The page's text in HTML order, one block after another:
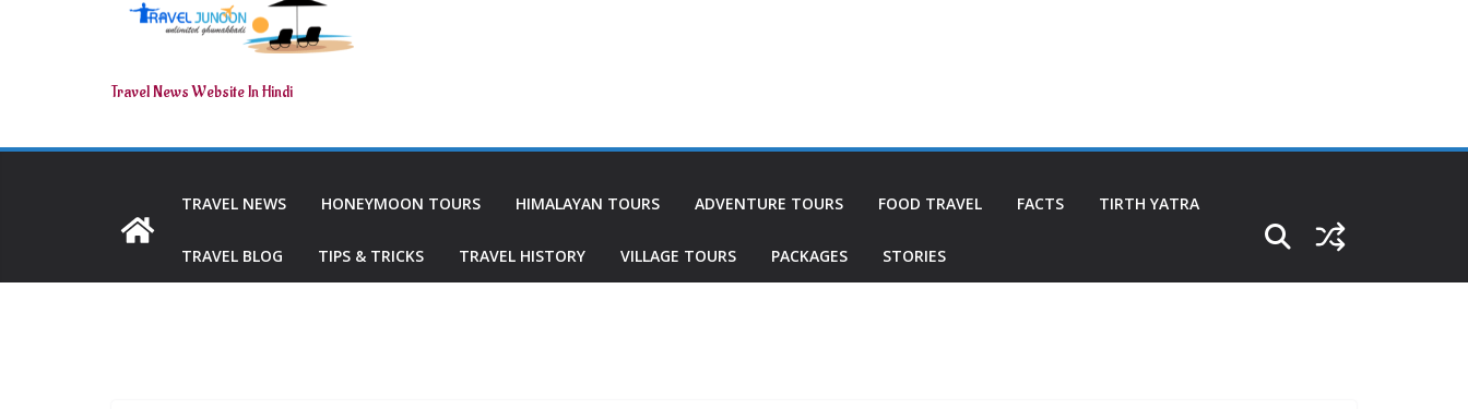
Travel News Website In Hindi
TRAVEL NEWS HONEYMOON TOURS HIMALAYAN TOURS ADVENTURE TOURS FOOD TRAVEL FACTS TIRTH YATRA
TRAVEL BLOG TIPS & TRICKS TRAVEL HISTORY VILLAGE TOURS PACKAGES STORIES